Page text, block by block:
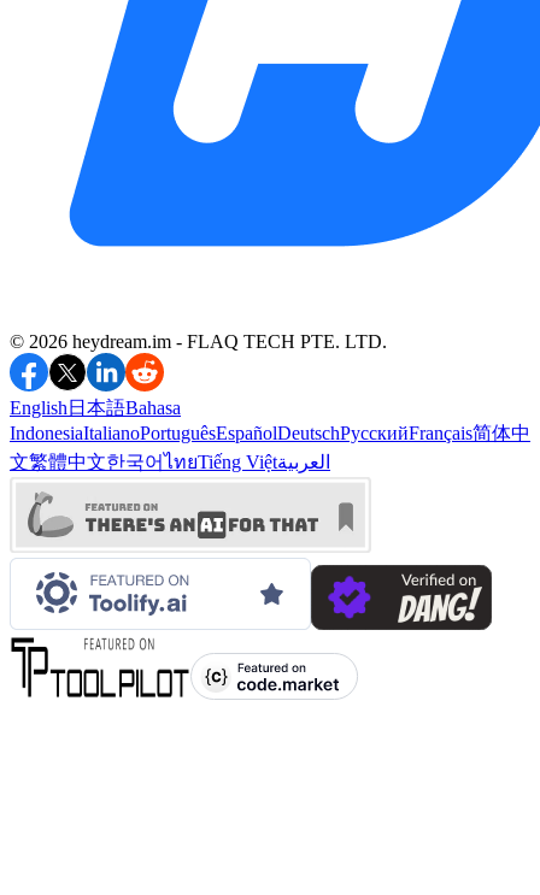
©️ 2026 heydream.im - FLAQ TECH PTE. LTD.
English 日本語Bahasa
IndonesiaItalianoPortuguêsEspañolDeutschРусскийFrançais简体中
文繁體中文한국어ไทยTiếng Việtالعربية